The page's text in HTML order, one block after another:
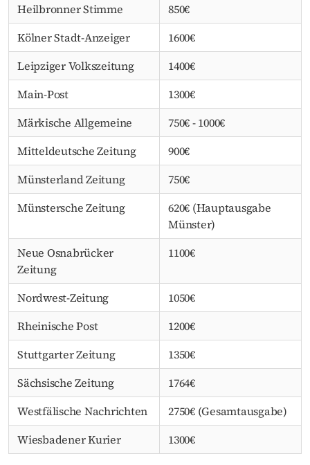
Heilbronner Stimme
850€
Kölner Stadt-Anzeiger
1600€
Leipziger Volkszeitung
1400€
Main-Post
1300€
Märkische Allgemeine
750€ - 1000€
Mitteldeutsche Zeitung
900€
Münsterland Zeitung
750€
Münstersche Zeitung
620€ (Hauptausgabe
Münster)
Neue Osnabrücker
Zeitung
1100€
Nordwest-Zeitung
1050€
Rheinische Post
1200€
Stuttgarter Zeitung
1350€
Sächsische Zeitung
1764€
Westfälische Nachrichten
2750€ (Gesamtausgabe)
Wiesbadener Kurier
1300€